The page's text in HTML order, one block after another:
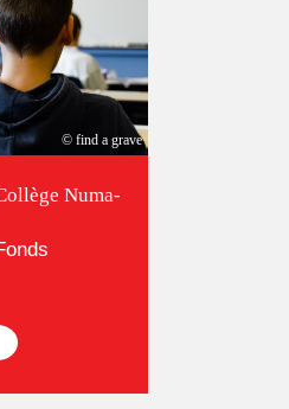
© find a grave
Numa-